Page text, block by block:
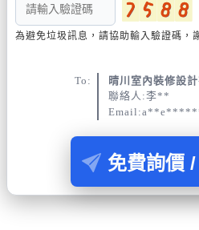
為避免垃圾訊息，請協助輸入驗證碼，
To:
晴川室內裝修設
聯絡人:李**
免費詢價